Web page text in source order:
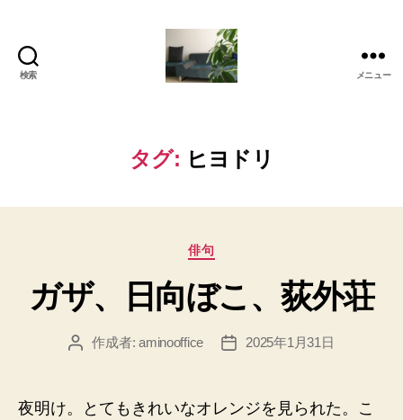
検索
美
(お
も
あ
の
ブ
グ
メニュー
タグ: ヒヨドリ
カ
ゴ
リ
俳句
ガザ、日向ぼこ、荻外荘
投
作成者:aminooffice
投
2025年1月31日
夜明け。とてもきれいなオレンジを見られた。こ